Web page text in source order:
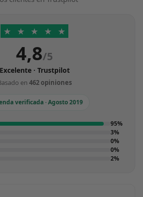
★ ★ ★ ★ ★
4,8/5
Excelente · Trustpilot
en 462 opiniones
verificada · Agosto 2019
95%
3%
0%
0%
2%